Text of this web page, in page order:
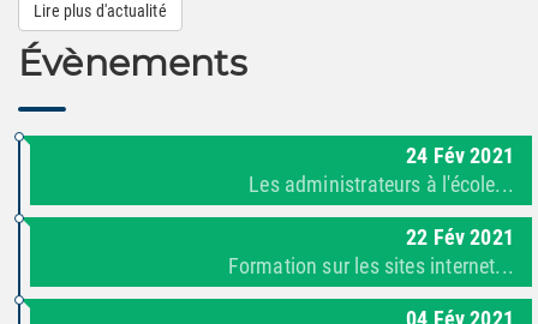
Lire plus d'actualité
Évènements
24 Fév 2021
Les administrateurs à l'école...
22 Fév 2021
Formation sur les sites internet...
04 Fév 2021